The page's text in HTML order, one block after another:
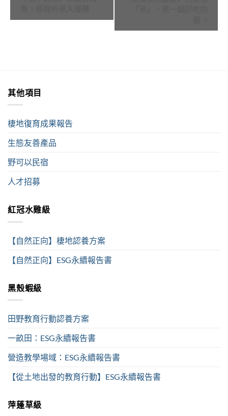
其他項目
棲地復育成果報告
生態友善產品
野可以民宿
人才招募
紅冠水雞級
【自然正向】棲地認養方案
【自然正向】ESG永續報告書
黑殼蝦級
田野教育行動認養方案
一畝田：ESG永續報告書
營造教學場域：ESG永續報告書
【從土地出發的教育行動】ESG永續報告書
萍蓬草級